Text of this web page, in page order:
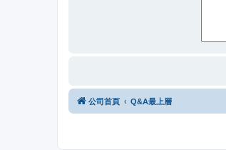
公司首頁 Q&A最上層